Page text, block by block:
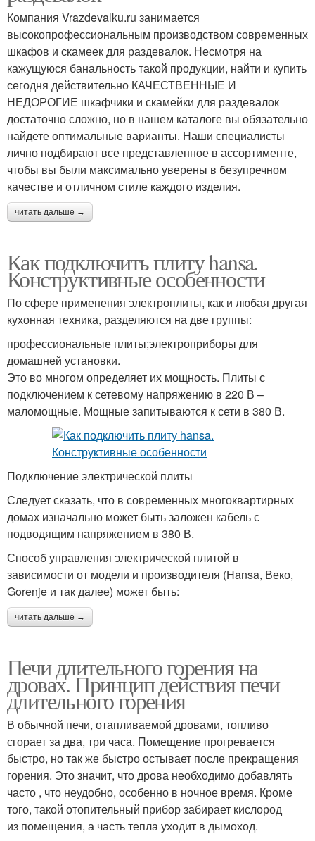
Компания Vrazdevalku.ru занимается
высокопрофессиональным производством современных
шкафов и скамеек для раздевалок. Несмотря на
кажущуюся банальность такой продукции, найти и купить
сегодня действительно КАЧЕСТВЕННЫЕ И
НЕДОРОГИЕ шкафчики и скамейки для раздевалок
достаточно сложно, но в нашем каталоге вы обязательно
найдете оптимальные варианты. Наши специалисты
лично подбирают все представленное в ассортименте,
чтобы вы были максимально уверены в безупречном
качестве и отличном стиле каждого изделия.
читать дальше →
Как подключить плиту hansa.
Конструктивные особенности
По сфере применения электроплиты, как и любая другая
кухонная техника, разделяются на две группы:
профессиональные плиты;электроприборы для
домашней установки.
Это во многом определяет их мощность. Плиты с
подключением к сетевому напряжению в 220 В –
маломощные. Мощные запитываются к сети в 380 В.
Подключение электрической плиты
Следует сказать, что в современных многоквартирных
домах изначально может быть заложен кабель с
подводящим напряжением в 380 В.
Способ управления электрической плитой в
зависимости от модели и производителя (Hansa, Веко,
Gorenje и так далее) может быть:
читать дальше →
Печи длительного горения на
дровах. Принцип действия печи
длительного горения
В обычной печи, отапливаемой дровами, топливо
сгорает за два, три часа. Помещение прогревается
быстро, но так же быстро остывает после прекращения
горения. Это значит, что дрова необходимо добавлять
часто , что неудобно, особенно в ночное время. Кроме
того, такой отопительный прибор забирает кислород
из помещения, а часть тепла уходит в дымоход.